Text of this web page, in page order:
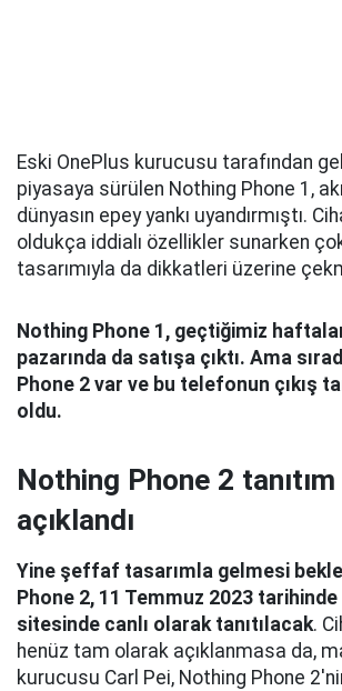
Eski OnePlus kurucusu tarafından
piyasaya sürülen Nothing Phone 1,
dünyasın epey yankı uyandırmıştı.
oldukça iddialı özellikler sunarken
tasarımıyla da dikkatleri üzerine
Nothing Phone 1, geçtiğimiz
pazarında da satışa çıktı. Ama
Phone 2 var ve bu telefonun çıkış
oldu.
Nothing Phone 2
açıklandı
Yine şeffaf tasarımla gelmesi
Phone 2, 11 Temmuz 2023
sitesinde canlı olarak tanıtılacak.
henüz tam olarak açıklanmasa da,
kurucusu Carl Pei, Nothing Phone